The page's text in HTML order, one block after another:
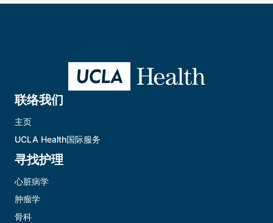
联络我们
主页
UCLA Health国际服务
寻找护理
心脏病学
肿瘤学
骨科